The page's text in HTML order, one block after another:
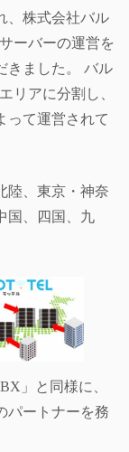
、株式会社バル
ーバーの運営を
きました。 バル
リアに分割し、
って運営されて
陸、東京・神奈
国、四国、九
」と同様に、
パートナーを務